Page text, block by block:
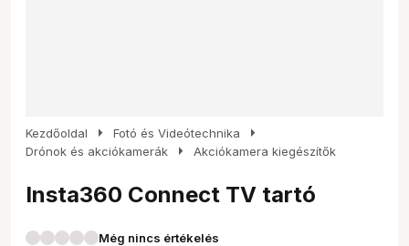
Kezdőoldal arrow_right Fotó és Videótechnika arrow_right
Drónok és akciókamerák arrow_right Akciókamera kiegészítők
Insta360 Connect TV tartó
Még nincs értékelés